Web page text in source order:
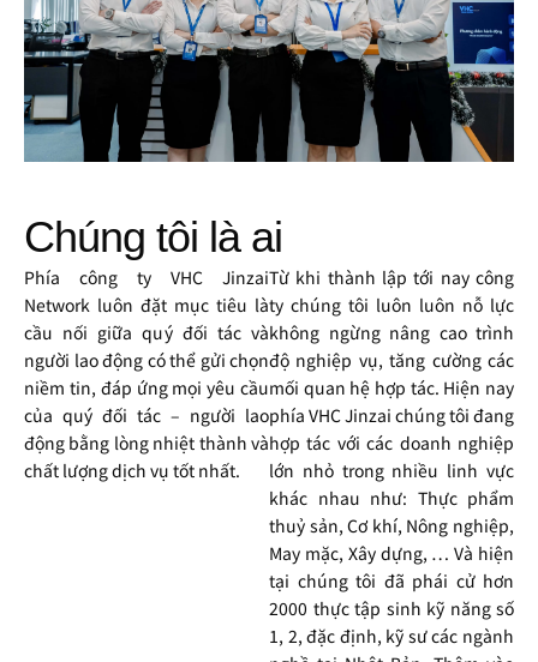
Chúng tôi là ai
Phía công ty VHC Jinzai
Network luôn đặt mục tiêu là
cầu nối giữa quý đối tác và
người lao động có thể gửi chọn
niềm tin, đáp ứng mọi yêu cầu
của quý đối tác – người lao
động bằng lòng nhiệt thành và
chất lượng dịch vụ tốt nhất.
Từ khi thành lập tới nay công
ty chúng tôi luôn luôn nỗ lực
không ngừng nâng cao trình
độ nghiệp vụ, tăng cường các
mối quan hệ hợp tác. Hiện nay
phía VHC Jinzai chúng tôi đang
hợp tác với các doanh nghiệp
lớn nhỏ trong nhiều linh vực
khác nhau như: Thực phẩm
thuỷ sản, Cơ khí, Nông nghiệp,
May mặc, Xây dựng, … Và hiện
tại chúng tôi đã phái cử hơn
2000 thực tập sinh kỹ năng số
1, 2, đặc định, kỹ sư các ngành